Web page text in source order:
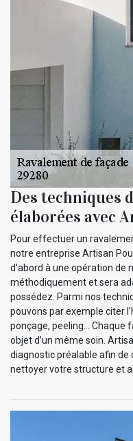
Des techniques
élaborées avec
Pour effectuer un
notre entreprise Artisan
d’abord à une opération de
méthodiquement et sera
possédez. Parmi nos
pouvons par exemple citer
ponçage, peeling… Chaque
objet d’un même soin.
diagnostic préalable afin
nettoyer votre structure et